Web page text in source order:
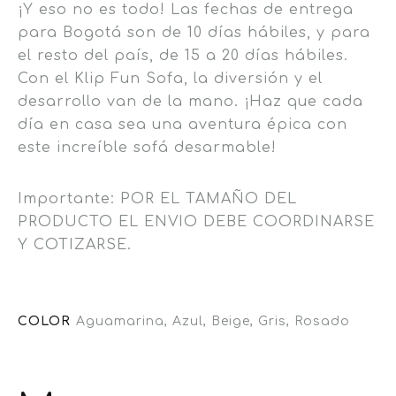
¡Y eso no es todo! Las fechas de entrega
para Bogotá son de 10 días hábiles, y para
el resto del país, de 15 a 20 días hábiles.
Con el Klip Fun Sofa, la diversión y el
desarrollo van de la mano. ¡Haz que cada
día en casa sea una aventura épica con
este increíble sofá desarmable!
Importante: POR EL TAMAÑO DEL
PRODUCTO EL ENVIO DEBE COORDINARSE
Y COTIZARSE.
COLOR Aguamarina, Azul, Beige, Gris, Rosado